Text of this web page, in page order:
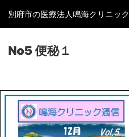
別府市の医療法人鳴海クリニック
No5 便秘１